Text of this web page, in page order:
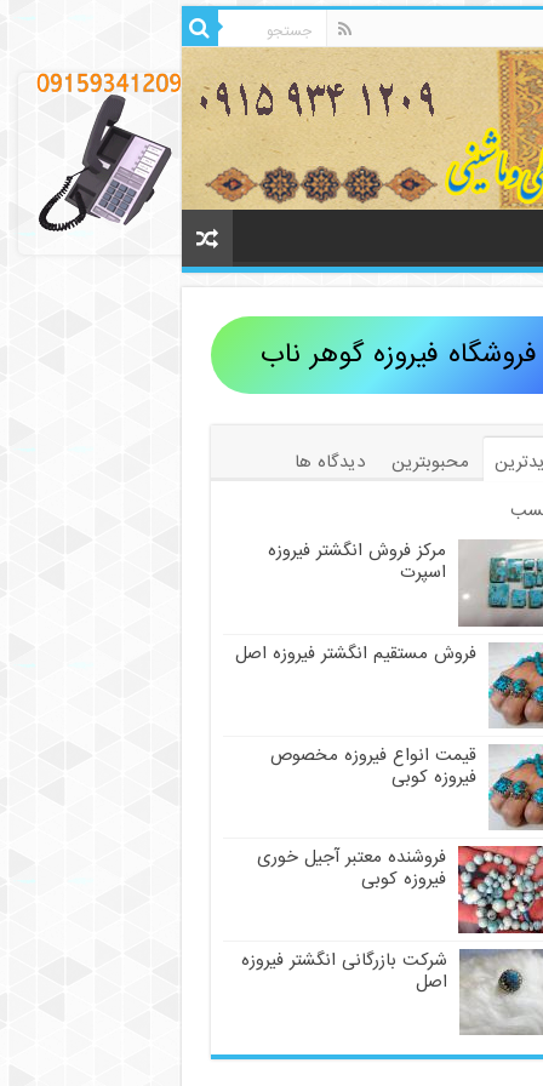
فروشگاه فیروزه گوهر ناب
محبوبترین
دیدگاه ها
مرکز فروش انگشتر فیروزه
اسپرت
فروش مستقیم انگشتر فیروزه اصل
قیمت انواع فیروزه مخصوص
فیروزه کوبی
فروشنده معتبر آجیل خوری
فیروزه کوبی
شرکت بازرگانی انگشتر فیروزه
اصل